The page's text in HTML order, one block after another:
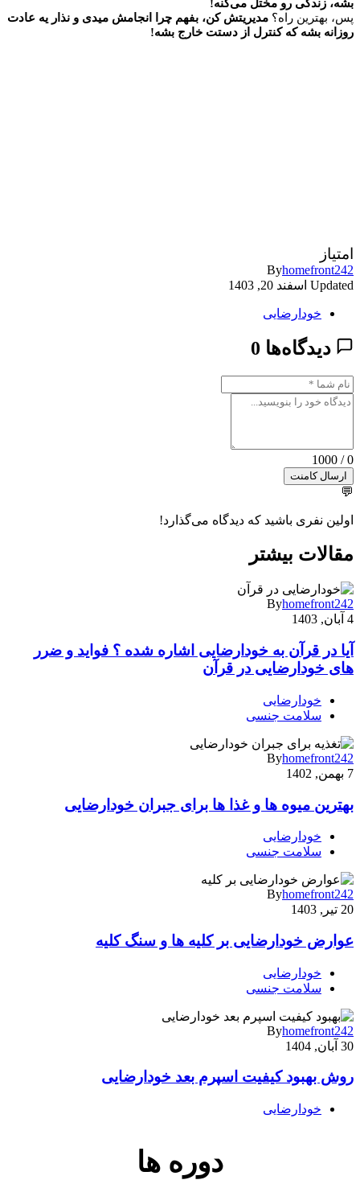
پس، بهترین راه؟ مدیریتش کن، بفهم چرا انجامش میدی و نذار یه عادت
روزانه بشه که کنترل از دستت خارج بشه!
امتیاز
Byhomefront242
Updated اسفند 20, 1403
خودارضایی
دیدگاه‌ها 0
0 / 1000
ارسال کامنت
💬
اولین نفری باشید که دیدگاه می‌گذارد!
مقالات بیشتر
Byhomefront242
4 آبان, 1403
آیا در قرآن به خودارضایی اشاره شده ؟ فواید و ضرر
های خودارضایی در قرآن
خودارضایی
سلامت جنسی
Byhomefront242
7 بهمن, 1402
بهترین میوه ها و غذا ها برای جبران خودارضایی
خودارضایی
سلامت جنسی
Byhomefront242
20 تیر, 1403
عوارض خودارضایی بر کلیه ها و سنگ کلیه
خودارضایی
سلامت جنسی
Byhomefront242
30 آبان, 1404
روش بهبود کیفیت اسپرم بعد خودارضایی
خودارضایی
دوره ها